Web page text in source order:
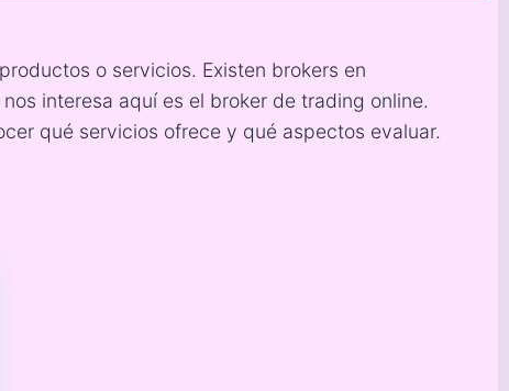
o servicios. Existen brokers en
interesa aquí es el broker de trading online.
qué servicios ofrece y qué aspectos evaluar.